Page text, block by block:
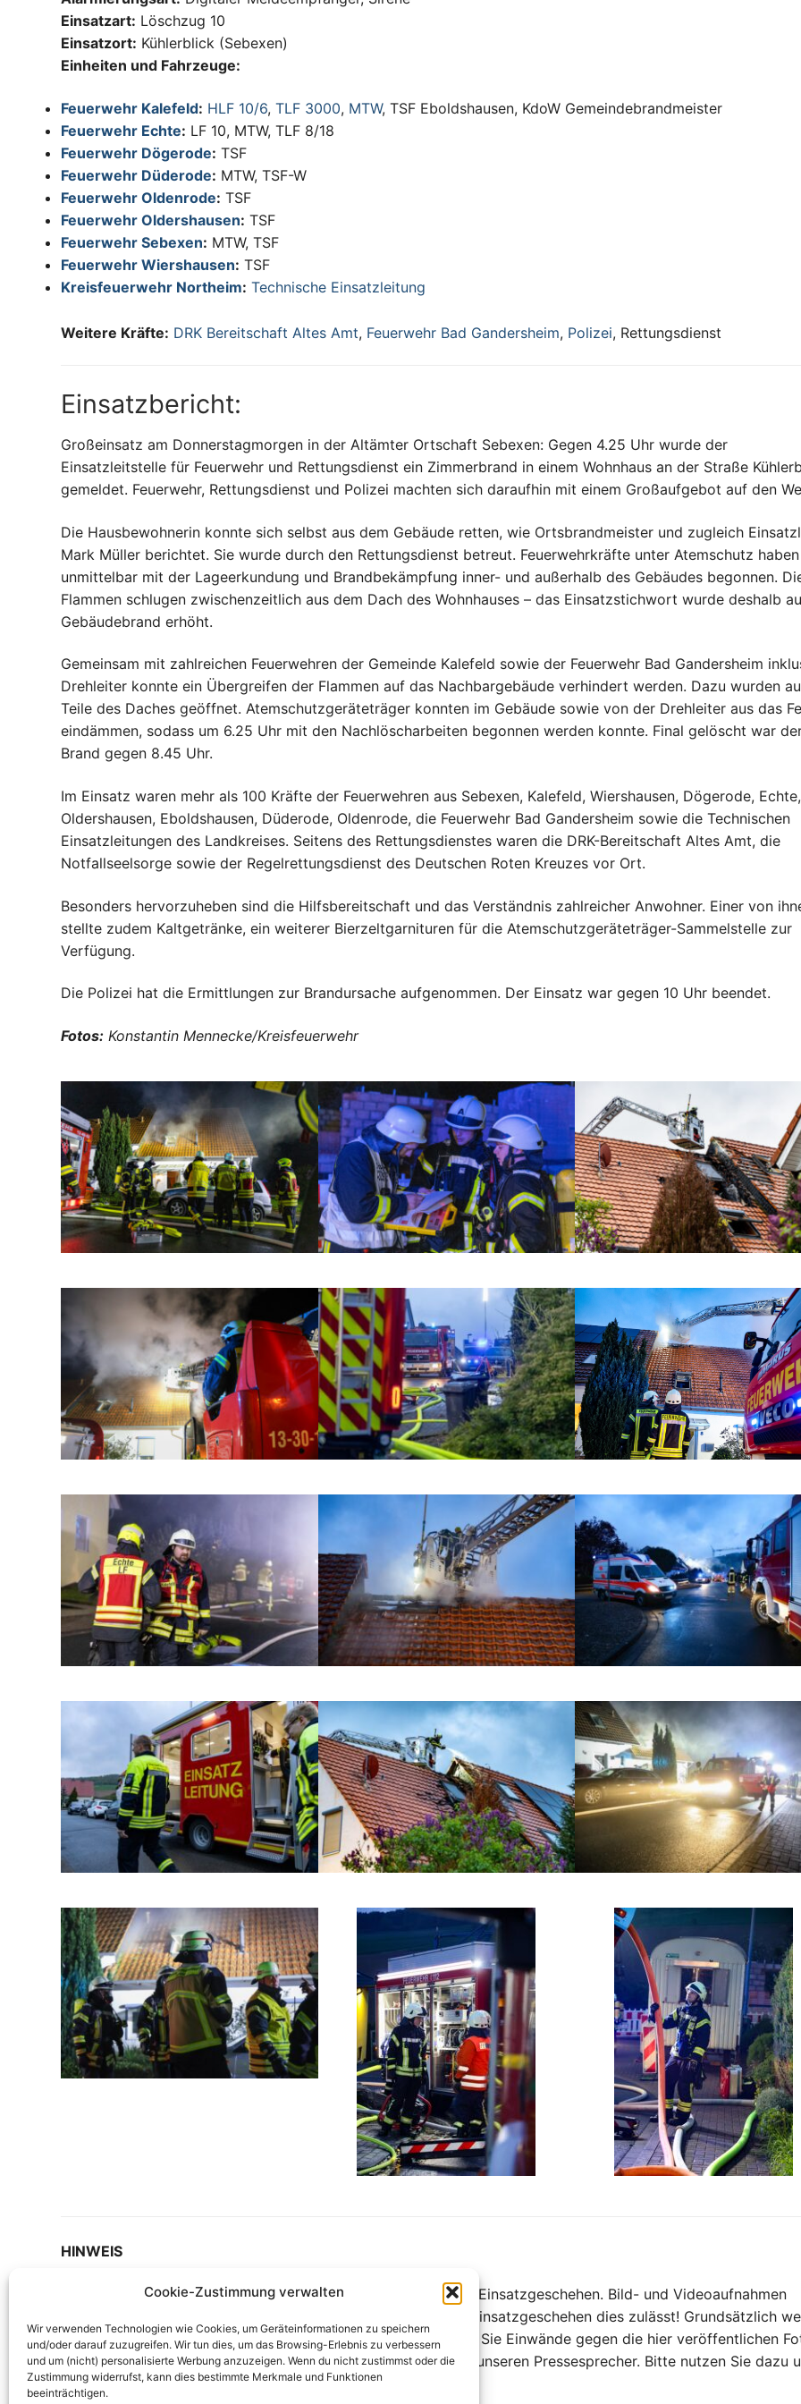
Cookie-Zustimmung verwalten
Wir verwenden Technologien wie Cookies, um Geräteinformationen zu speichern
und/oder darauf zuzugreifen. Wir tun dies, um das Browsing-Erlebnis zu verbessern
und um (nicht) personalisierte Werbung anzuzeigen. Wenn du nicht zustimmst oder die
Zustimmung widerrufst, kann dies bestimmte Merkmale und Funktionen
beeinträchtigen.
Einsatzart: Löschzug 10
Einsatzort: Kühlerblick (Sebexen)
Einheiten und Fahrzeuge:
Feuerwehr Kalefeld: HLF 10/6, TLF 3000, MTW, TSF Eboldshausen, KdoW Gemeindebrandmeister
Feuerwehr Echte: LF 10, MTW, TLF 8/18
Feuerwehr Dögerode: TSF
Feuerwehr Düderode: MTW, TSF-W
Feuerwehr Oldenrode: TSF
Feuerwehr Oldershausen: TSF
Feuerwehr Sebexen: MTW, TSF
Feuerwehr Wiershausen: TSF
Kreisfeuerwehr Northeim: Technische Einsatzleitung
Weitere Kräfte: DRK Bereitschaft Altes Amt, Feuerwehr Bad Gandersheim, Polizei, Rettungsdienst
Einsatzbericht:
Großeinsatz am Donnerstagmorgen in der Altämter Ortschaft Sebexen: Gegen 4.25 Uhr wurde der
Einsatzleitstelle für Feuerwehr und Rettungsdienst ein Zimmerbrand in einem Wohnhaus an der Straße
gemeldet. Feuerwehr, Rettungsdienst und Polizei machten sich daraufhin mit einem Großaufgebot auf den
Die Hausbewohnerin konnte sich selbst aus dem Gebäude retten, wie Ortsbrandmeister und zugleich
Mark Müller berichtet. Sie wurde durch den Rettungsdienst betreut. Feuerwehrkräfte unter Atemschutz haben
unmittelbar mit der Lageerkundung und Brandbekämpfung inner- und außerhalb des Gebäudes begonnen.
Flammen schlugen zwischenzeitlich aus dem Dach des Wohnhauses – das Einsatzstichwort wurde deshalb
Gebäudebrand erhöht.
Gemeinsam mit zahlreichen Feuerwehren der Gemeinde Kalefeld sowie der Feuerwehr Bad Gandersheim
Drehleiter konnte ein Übergreifen der Flammen auf das Nachbargebäude verhindert werden. Dazu wurden
Teile des Daches geöffnet. Atemschutzgeräteträger konnten im Gebäude sowie von der Drehleiter aus das
eindämmen, sodass um 6.25 Uhr mit den Nachlöscharbeiten begonnen werden konnte. Final gelöscht war
Brand gegen 8.45 Uhr.
Im Einsatz waren mehr als 100 Kräfte der Feuerwehren aus Sebexen, Kalefeld, Wiershausen, Dögerode, Echte,
Oldershausen, Eboldshausen, Düderode, Oldenrode, die Feuerwehr Bad Gandersheim sowie die Technischen
Einsatzleitungen des Landkreises. Seitens des Rettungsdienstes waren die DRK-Bereitschaft Altes Amt, die
Notfallseelsorge sowie der Regelrettungsdienst des Deutschen Roten Kreuzes vor Ort.
Besonders hervorzuheben sind die Hilfsbereitschaft und das Verständnis zahlreicher Anwohner. Einer von
stellte zudem Kaltgetränke, ein weiterer Bierzeltgarnituren für die Atemschutzgeräteträger-Sammelstelle zur
Verfügung.
Die Polizei hat die Ermittlungen zur Brandursache aufgenommen. Der Einsatz war gegen 10 Uhr beendet.
Fotos: Konstantin Mennecke/Kreisfeuerwehr
HINWEIS
Auf unserer Internetseite berichten wir ausführlich über unser Einsatzgeschehen. Bild- und Videoaufnahmen
werden nur erstellt, wenn diese rechtskonform sind und das Einsatzgeschehen dies zulässt! Grundsätzlich
keine Aufnahmen von Verletzten oder Toten gemacht! Sollten Sie Einwände gegen die hier veröffentlichen
oder Berichte haben, wenden Sie sich bitte vertrauensvoll an unseren Pressesprecher. Bitte nutzen Sie dazu
Kontaktformular!